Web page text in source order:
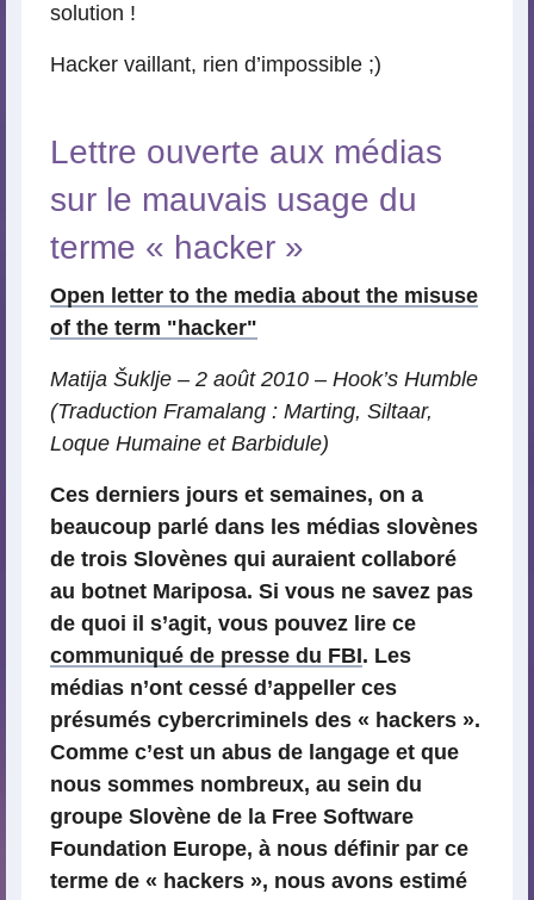
solution !
Hacker vaillant, rien d’impossible ;)
Lettre ouverte aux médias
sur le mauvais usage du
terme « hacker »
Open letter to the media about the misuse
of the term "hacker"
Matija Šuklje – 2 août 2010 – Hook’s Humble
(Traduction Framalang : Marting, Siltaar,
Loque Humaine et Barbidule)
Ces derniers jours et semaines, on a
beaucoup parlé dans les médias slovènes
de trois Slovènes qui auraient collaboré
au botnet Mariposa. Si vous ne savez pas
de quoi il s’agit, vous pouvez lire ce
communiqué de presse du FBI. Les
médias n’ont cessé d’appeller ces
présumés cybercriminels des « hackers ».
Comme c’est un abus de langage et que
nous sommes nombreux, au sein du
groupe Slovène de la Free Software
Foundation Europe, à nous définir par ce
terme de « hackers », nous avons estimé